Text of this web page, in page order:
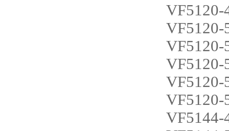
VF5120-
VF5120-
VF5120-
VF5120-
VF5120-
VF5120-
VF5144-